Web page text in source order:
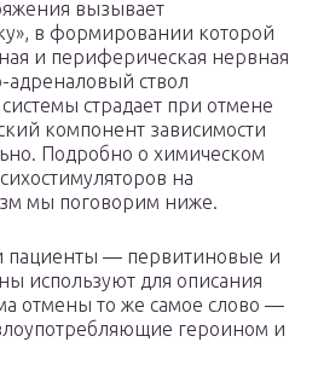
вызывает
в формировании которой
и периферическая нервная
адреналовый ствол
страдает при отмене
компонент зависимости
Подробно о химическом
на
мы поговорим ниже.
пациенты — первитиновые и
используют для описания
отмены то же самое слово —
героином и